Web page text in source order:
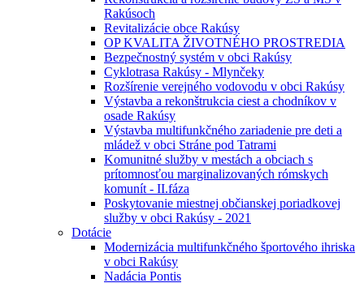
Rakúsoch
Revitalizácie obce Rakúsy
OP KVALITA ŽIVOTNÉHO PROSTREDIA
Bezpečnostný systém v obci Rakúsy
Cyklotrasa Rakúsy - Mlynčeky
Rozšírenie verejného vodovodu v obci Rakúsy
Výstavba a rekonštrukcia ciest a chodníkov v
osade Rakúsy
Výstavba multifunkčného zariadenie pre deti a
mládež v obci Stráne pod Tatrami
Komunitné služby v mestách a obciach s
prítomnosťou marginalizovaných rómskych
komunít - II.fáza
Poskytovanie miestnej občianskej poriadkovej
služby v obci Rakúsy - 2021
Dotácie
Modernizácia multifunkčného športového ihriska
v obci Rakúsy
Nadácia Pontis